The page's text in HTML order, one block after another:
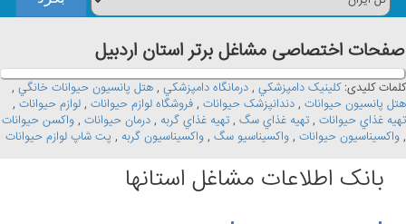
صفحات اختصاصی مشاغل برتر استان اردبيل
کلمات کلیدی:کلينيک دامپزشکي , درمانگاه دامپزشکي , هتل پانسيون حيوانات خانگي ,
هتل پانسيون حيوانات , دندانپزشک حيوانات , فروشگاه لوازم حيوانات , لوازم حيوانات ,
تهيه غذاي حيوانات , تهيه غذاي سگ , تهيه غذاي گربه , درمان حيوانات , واکسن حيوانات
, واکسيناسيون حيوانات , واکسيناسيو سگ , واکسيناسيون گربه , پت شاپ لوازم حيوانات
بانک اطلاعات مشاغل استانها